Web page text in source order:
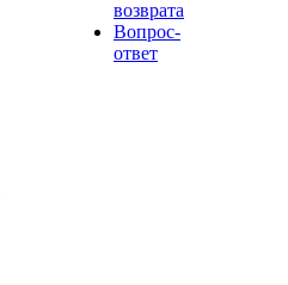
возврата
Вопрос-
ответ